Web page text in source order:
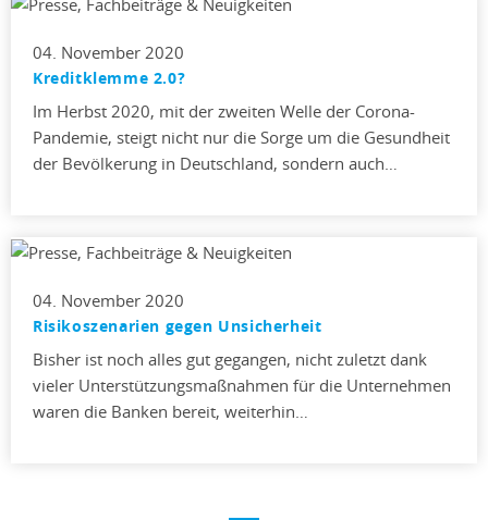
04. November 2020
Kreditklemme 2.0?
Im Herbst 2020, mit der zweiten Welle der Corona-
Pandemie, steigt nicht nur die Sorge um die Gesundheit
der Bevölkerung in Deutschland, sondern auch…
04. November 2020
Risikoszenarien gegen Unsicherheit
Bisher ist noch alles gut gegangen, nicht zuletzt dank
vieler Unterstützungsmaßnahmen für die Unternehmen
waren die Banken bereit, weiterhin…